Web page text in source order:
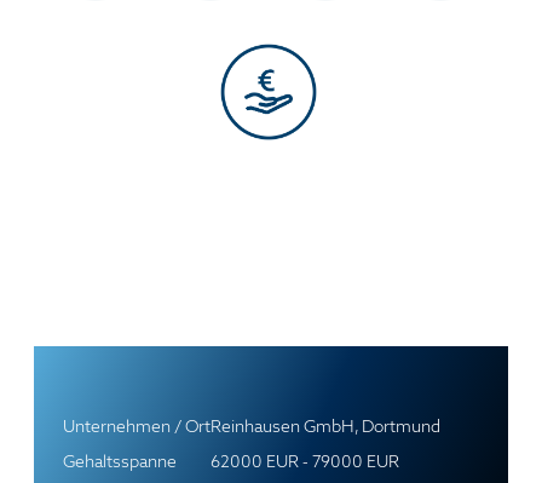
Unternehmen / OrtReinhausen GmbH, Dortmund
Gehaltsspanne
62000 EUR - 79000 EUR